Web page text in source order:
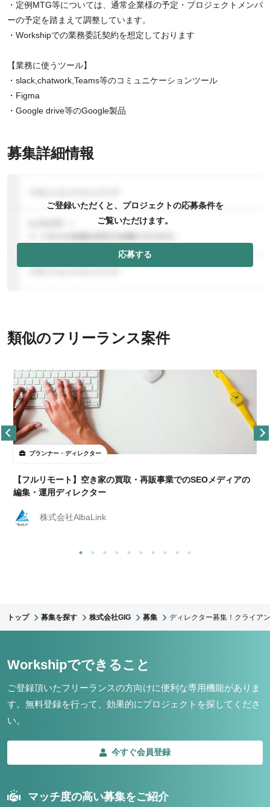
・定例MTG等については、通常企業様の予定・プロジェクトメンバ
ーの予定を踏まえて調整しています。
・Workshipでの業務委託契約を想定しております
【業務に使うツール】
・slack,chatwork,Teams等のコミュニケーションツール
・Figma
・Google drive等のGoogle製品
募集詳細情報
ご登録いただくと、プロジェクトの応募条件を
ご覧いただけます。
応募する
類似のフリーランス案件
プランナー・ディレクター
【フルリモート】空き家の買取・再販事業でのSEOメディアの
編集・運用ディレクター
株式会社AlbaLink
トップ 募集を探す 株式会社GIG 募集 ディレクター募集！クライア
Workshipでできること
ご登録頂いたフリーランスの方向けに便利な専用機能がありま
す。 無料登録を行って、効果的にプロジェクトを探してくださ
い。
今すぐ会員登録
マッチ度の高い募集をご紹介